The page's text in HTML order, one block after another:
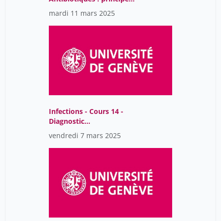
d'action, mécanisme de
résistance
mardi 11 mars 2025
Infections - Cours 14 -
Diagnostic
bactériologique
vendredi 7 mars 2025